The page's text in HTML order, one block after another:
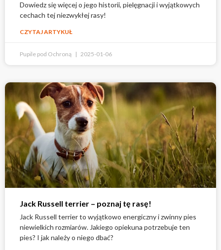
Dowiedz się więcej o jego historii, pielęgnacji i wyjątkowych
cechach tej niezwykłej rasy!
CZYTAJ ARTYKUŁ
Pupile pod Ochroną 2025-01-06
Jack Russell terrier – poznaj tę rasę!
Jack Russell terrier to wyjątkowo energiczny i zwinny pies
niewielkich rozmiarów. Jakiego opiekuna potrzebuje ten
pies? I jak należy o niego dbać?